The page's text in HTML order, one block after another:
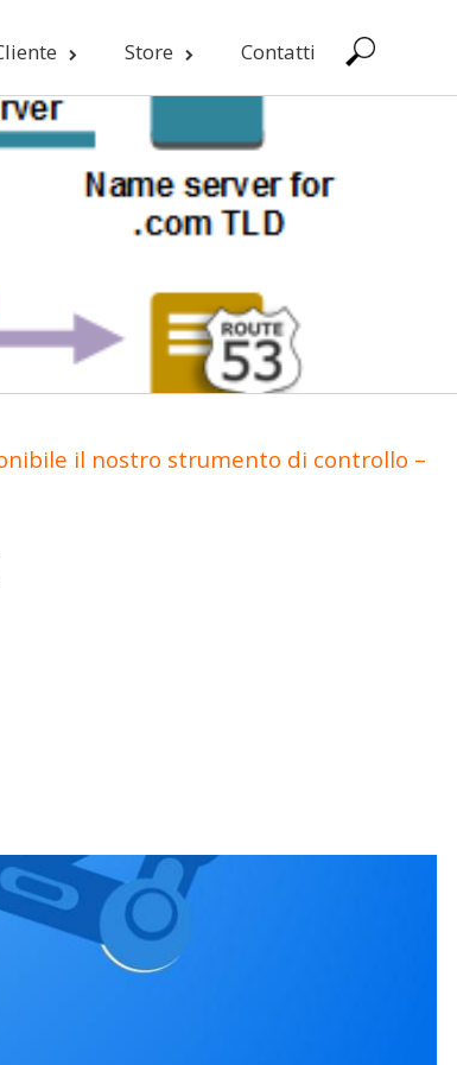
Store Contatti
il nostro strumento di controllo –